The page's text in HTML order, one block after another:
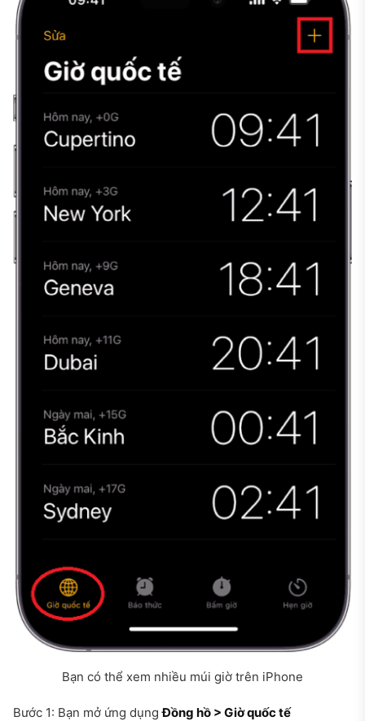
Bạn có thể xem nhiều múi giờ trên iPhone
Bước 1: Bạn mở ứng dụngĐồng hồ > Giờ quốc tế